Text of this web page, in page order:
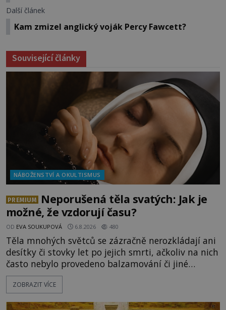
Další článek
Kam zmizel anglický voják Percy Fawcett?
Související články
NÁBOŽENSTVÍ A OKULTISMUS
PREMIUM
Neporušená těla svatých: Jak je
možné, že vzdorují času?
OD EVA SOUKUPOVÁ 6.8.2026 480
Těla mnohých světců se zázračně nerozkládají ani
desítky či stovky let po jejich smrti, ačkoliv na nich
často nebylo provedeno balzamování či jiné
pokusy o konzervaci. Neporušené ostatky bývají
považovány za důkaz svatosti zemřelých. Jaké
ZOBRAZIT VÍCE